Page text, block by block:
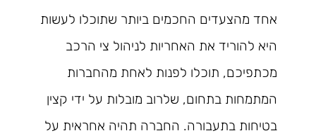
אחד מהצעדים החכמים ביותר שתוכלו לעשות
היא להוריד את האחריות לניהול צי הרכב
מכתפיכם, תוכלו לפנות לאחת מהחברות
המתמחות בתחום, שלרוב מובלות על ידי קצין
בטיחות בתעבורה. החברה תהיה אחראית על